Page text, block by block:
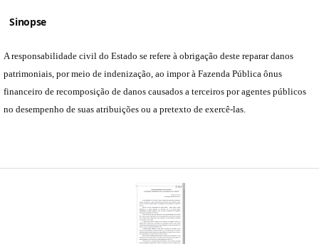
Sinopse
A responsabilidade civil do Estado se refere à obrigação deste reparar danos
patrimoniais, por meio de indenização, ao impor à Fazenda Pública ônus
financeiro de recomposição de danos causados a terceiros por agentes públicos
no desempenho de suas atribuições ou a pretexto de exercê-las.